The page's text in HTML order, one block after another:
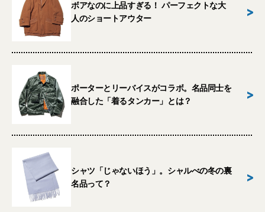
ボアなのに上品すぎる！ パーフェクトな大
人のショートアウター
>
ポーターとリーバイスがコラボ。名品同士を
融合した「着るタンカー」とは？
>
シャツ「じゃないほう」。シャルべの冬の裏
名品って？
>